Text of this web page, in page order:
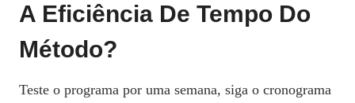
A Eficiência De Tempo Do
Método?
Teste o programa por uma semana, siga o cronograma